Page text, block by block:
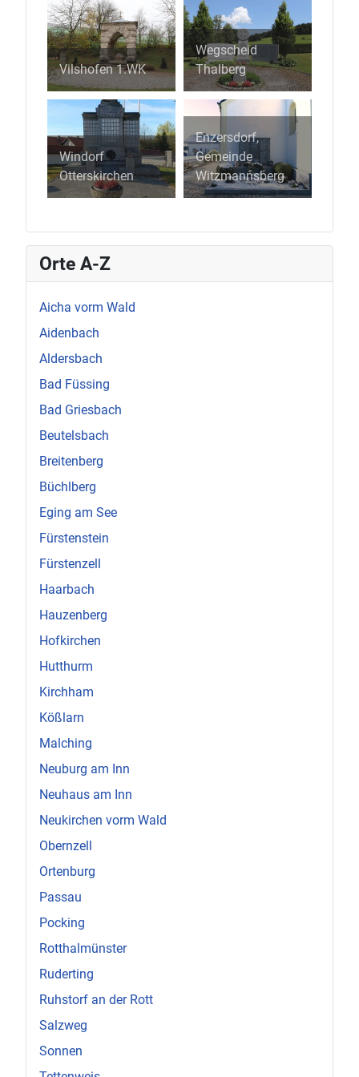
Vilshofen 1.WK
Wegscheid
Thalberg
Windorf
Otterskirchen
Enzersdorf,
Gemeinde
Witzmannsberg
Orte A-Z
Aicha vorm Wald
Aidenbach
Aldersbach
Bad Füssing
Bad Griesbach
Beutelsbach
Breitenberg
Büchlberg
Eging am See
Fürstenstein
Fürstenzell
Haarbach
Hauzenberg
Hofkirchen
Hutthurm
Kirchham
Kößlarn
Malching
Neuburg am Inn
Neuhaus am Inn
Neukirchen vorm Wald
Obernzell
Ortenburg
Passau
Pocking
Rotthalmünster
Ruderting
Ruhstorf an der Rott
Salzweg
Sonnen